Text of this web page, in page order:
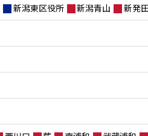
新潟東区役所 新潟青山 新発